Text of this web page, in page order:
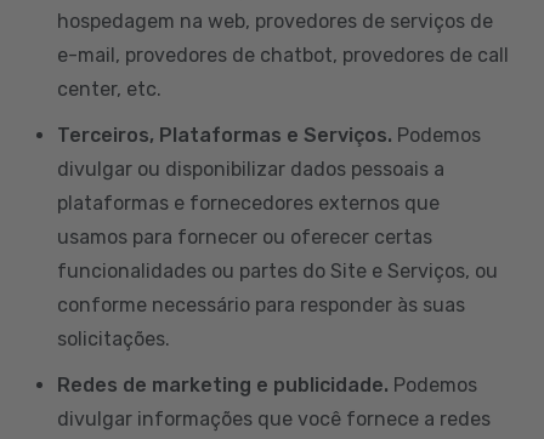
hospedagem na web, provedores de serviços de
e-mail, provedores de chatbot, provedores de call
center, etc.
Terceiros, Plataformas e Serviços. Podemos
divulgar ou disponibilizar dados pessoais a
plataformas e fornecedores externos que
usamos para fornecer ou oferecer certas
funcionalidades ou partes do Site e Serviços, ou
conforme necessário para responder às suas
solicitações.
Redes de marketing e publicidade. Podemos
divulgar informações que você fornece a redes